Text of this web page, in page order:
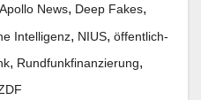
Apollo News, Deep Fakes,
Intelligenz, NIUS, öffentlich-
, Rundfunkfinanzierung,